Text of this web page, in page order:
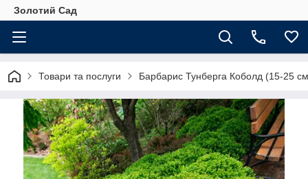
Золотий Сад
Товари та послуги Барбарис Тунберга Коболд (15-25